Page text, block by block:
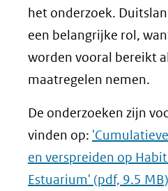
het onderzoek.
een belangrijke rol,
worden vooral bereikt
maatregelen nemen.
De onderzoeken zijn
vinden op:
en verspreiden op
Estuarium' (pdf, 9.5 MB)